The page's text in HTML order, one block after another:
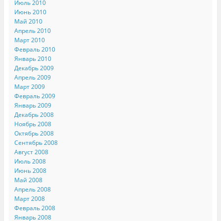
Июль 2010
Июнь 2010
Май 2010
Апрель 2010
Март 2010
Февраль 2010
Январь 2010
Декабрь 2009
Апрель 2009
Март 2009
Февраль 2009
Январь 2009
Декабрь 2008
Ноябрь 2008
Октябрь 2008
Сентябрь 2008
Август 2008
Июль 2008
Июнь 2008
Май 2008
Апрель 2008
Март 2008
Февраль 2008
Январь 2008